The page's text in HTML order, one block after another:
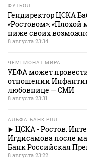
ФУТБОЛ
Гендиректор ЦСКА
«Ростовом»:
ниже своих
8 августа 23:34
ЧЕМПИОНАТ МИРА
УЕФА может
отношении
любовнице — СМИ
8 августа 23:31
АЛЬФА-БАНК РПЛ
ЦСКА - Ростов.
Игдисамова после
Банк Российская
8 августа 23:22